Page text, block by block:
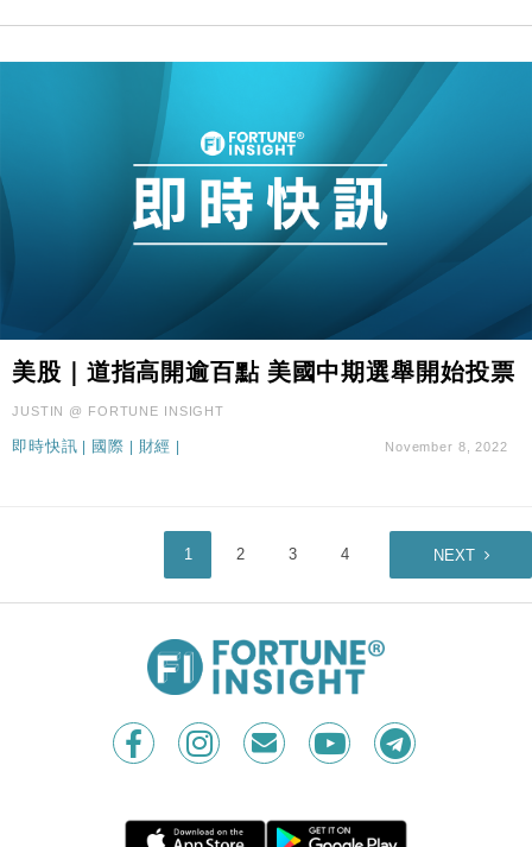
美股｜道指高開逾百點 美國中期選舉開始投票
JUSTIN @ FORTUNE INSIGHT
即時快訊 國際 財經 November 8, 2022
1 2 3 4 NEXT